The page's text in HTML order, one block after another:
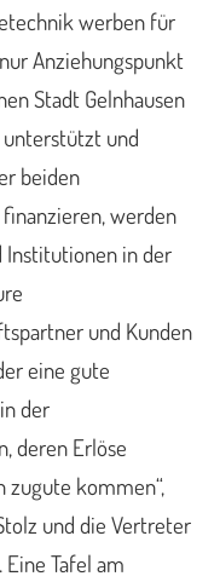
werben für
Anziehungspunkt
Stadt Gelnhausen
und
beiden
finanzieren, werden
Institutionen in der
und Kunden
eine gute
der
deren Erlöse
kommen“,
und die Vertreter
Tafel am